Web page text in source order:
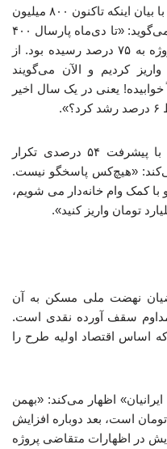
یک متقاضی پروژه «ایلیا سازه پارت» با بیان اینکه تاکنون ۸۰۰ میلیون
تومان آورده نقدی واریز کرده است، می‌گوید: «تا دی‌ماه پارسال ۴۰۰
میلیون واریزی داشتیم و پیشرفت پروژه به ۷۵ درصد رسیده بود. از
میلیون دیگر واریز کردیم و الآن می‌گویند
و فعلاً خوابیده! یعنی در یک سال اخیر
این داستان در پروژه «پردال ساز» با پیشرفت ۵۴ درصدی تکرار
«هیچ‌کس پاسخگو نیست.
نقدی و با کمک وام خانه‌دار می شویم،
نهضت ملی مسکن به آن
مداوم سقف آورده نقدی است.
اساس اقتصاد اولیه طرح را
اظهار می‌کند: «بهمن
آورده ۷۰۰ میلیون تومان است، بعد دوباره افزایش
افزایش در اظهارات متقاضی پروژه